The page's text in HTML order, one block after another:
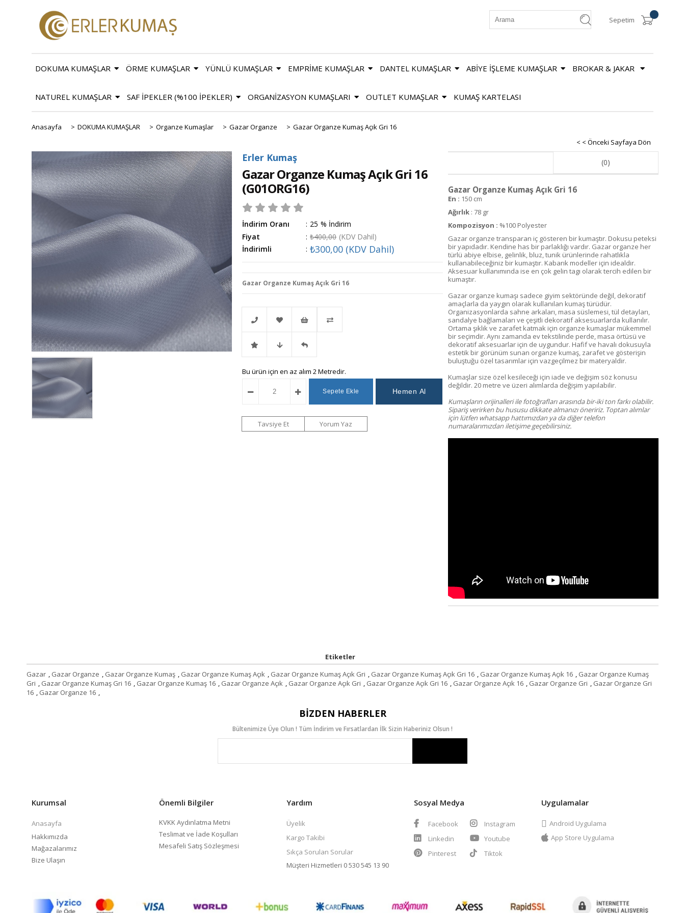
Sepetim
DOKUMA KUMAŞLAR ÖRME KUMAŞLAR YÜNLÜ KUMAŞLAR EMPRİME KUMAŞLAR DANTEL KUMAŞLAR ABİYE İŞLEME KUMAŞLAR BROKAR & JAKAR
NATUREL KUMAŞLAR SAF İPEKLER (%100 İPEKLER) ORGANİZASYON KUMAŞLARI OUTLET KUMAŞLAR KUMAŞ KARTELASI
Anasayfa > DOKUMA KUMAŞLAR > Organze Kumaşlar > Gazar Organze > Gazar Organze Kumaş Açık Gri 16
< < Önceki Sayfaya Dön
Erler Kumaş
Gazar Organze Kumaş Açık Gri 16
(G01ORG16)
İndirim Oranı : %
25
İndirim
Fiyat
: ₺400,00 (KDV Dahil)
İndirimli
: ₺300,00 (KDV Dahil)
Gazar Organze Kumaş Açık Gri 16
Telefonla
Sipariş
Favorilere
Ekle
İstek
Listeme
Ekle
İndirimli Fiyat
Düşünce
Haber
Gelince
Haber
Bu ürün için en az alım 2 Metredir.
Tavsiye Et Yorum Yaz
(0)
Gazar Organze Kumaş Açık Gri 16
En : 150 cm
Ağırlık : 78 gr
Kompozisyon : %100 Polyester
Gazar organze transparan iç gösteren bir kumaştır. Dokusu peteksi
bir yapıdadır. Kendine has bir parlaklığı vardır. Gazar organze her
türlü abiye elbise, gelinlik, bluz, tunik ürünlerinde rahatlıkla
kullanabileceğiniz bir kumaştır. Kabarık modeller için idealdir.
Aksesuar kullanımında ise en çok gelin tagı olarak tercih edilen bir
kumaştır.
Gazar organze kumaşı sadece giyim sektöründe değil, dekoratif
amaçlarla da yaygın olarak kullanılan kumaş türüdür.
Organizasyonlarda sahne arkaları, masa süslemesi, tül detayları,
sandalye bağlamaları ve çeşitli dekoratif aksesuarlarda kullanılır.
Ortama şıklık ve zarafet katmak için organze kumaşlar mükemmel
bir seçimdir. Aynı zamanda ev tekstilinde perde, masa örtüsü ve
dekoratif aksesuarlar için de uygundur. Hafif ve havalı dokusuyla
estetik bir görünüm sunan organze kumaş, zarafet ve gösterişin
buluştuğu özel tasarımlar için vazgeçilmez bir materyaldir.
Kumaşlar size özel kesileceği için iade ve değişim söz konusu
değildir. 20 metre ve üzeri alımlarda değişim yapılabilir.
Kumaşların orijinalleri ile fotoğrafları arasında bir-iki ton farkı olabilir.
Sipariş verirken bu hususu dikkate almanızı öneririz. Toptan alımlar
için lütfen whatsapp hattımızdan ya da diğer telefon
numaralarımızdan iletişime geçebilirsiniz.
Etiketler
Gazar , Gazar Organze , Gazar Organze Kumaş , Gazar Organze Kumaş Açık , Gazar Organze Kumaş Açık Gri , Gazar Organze Kumaş Açık Gri 16 , Gazar Organze Kumaş Açık 16 , Gazar Organze Kumaş
Gri , Gazar Organze Kumaş Gri 16 , Gazar Organze Kumaş 16 , Gazar Organze Açık , Gazar Organze Açık Gri , Gazar Organze Açık Gri 16 , Gazar Organze Açık 16 , Gazar Organze Gri , Gazar Organze Gri
16 , Gazar Organze 16 ,
BIZDEN HABERLER
Bültenimize Üye Olun ! Tüm İndirim ve Fırsatlardan İlk Sizin Haberiniz Olsun !
Kurumsal
Anasayfa
Hakkımızda
Mağazalarımız
Bize Ulaşın
Önemli Bilgiler
KVKK Aydınlatma Metni
Teslimat ve İade Koşulları
Mesafeli Satış Sözleşmesi
Yardım
Üyelik
Kargo Takibi
Sıkça Sorulan Sorular
Müşteri Hizmetleri 0 530 545 13 90
Sosyal Medya
Facebook
Instagram
Linkedin
Youtube
Pinterest
Tiktok
Uygulamalar
Android Uygulama
App Store Uygulama